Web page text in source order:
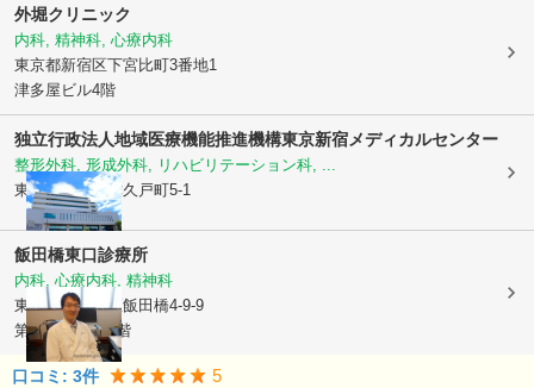
外堀クリニック
内科, 精神科, 心療内科
東京都新宿区下宮比町3番地1
津多屋ビル4階
独立行政法人地域医療機能推進機構東京新宿メディカルセンター
整形外科, 形成外科, リハビリテーション科, ...
東京都新宿区 津久戸町5-1
飯田橋東口診療所
内科, 心療内科, 精神科
東京都千代田区飯田橋4-9-9
第七田中ビル8階
口コミ: 3件 5